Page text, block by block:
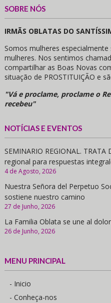
SOBRE NÓS
IRMÃS OBLATAS DO
Somos mulheres
mulheres. Nos sentimos
compartilhar as Boas Novas
situação de PROSTITUIÇÃO e
"Vá e proclame, proclame o
recebeu"
NOTÍCIAS E EVENTOS
SEMINARIO REGIONAL. TRATA
regional para respuestas
4 de Agosto, 2026
Nuestra Señora del Perpetuo
sostiene nuestro camino
27 de Junho, 2026
La Familia Oblata se une al
26 de Junho, 2026
MENU PRINCIPAL
- Inicio
- Conheça-nos